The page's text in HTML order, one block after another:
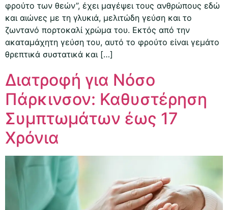
φρούτο των θεών”, έχει μαγέψει τους ανθρώπους εδώ
και αιώνες με τη γλυκιά, μελιτώδη γεύση και το
ζωντανό πορτοκαλί χρώμα του. Εκτός από την
ακαταμάχητη γεύση του, αυτό το φρούτο είναι γεμάτο
θρεπτικά συστατικά και […]
Διατροφή για Νόσο
Πάρκινσον: Καθυστέρηση
Συμπτωμάτων έως 17
Χρόνια